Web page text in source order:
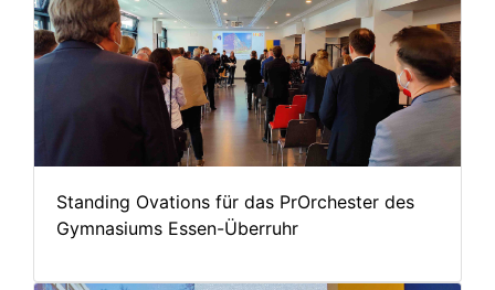
Standing Ovations für das PrOrchester des
Gymnasiums Essen-Überruhr